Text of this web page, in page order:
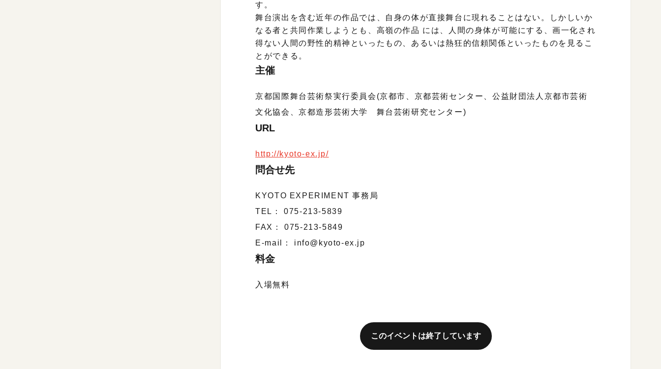
す。
舞台演出を含む近年の作品では、自身の体が直接舞台に現れることはない。しかしいか
なる者と共同作業しようとも、高嶺の作品 には、人間の身体が可能にする、画一化され
得ない人間の野性的精神といったもの、あるいは熱狂的信頼関係といったものを見るこ
とができる。
主催
京都国際舞台芸術祭実行委員会(京都市、京都芸術センター、公益財団法人京都市芸術
文化協会、京都造形芸術大学 舞台芸術研究センター)
URL
http://kyoto-ex.jp/
問合せ先
KYOTO EXPERIMENT 事務局
TEL： 075-213-5839
FAX： 075-213-5849
E-mail： info@kyoto-ex.jp
料金
入場無料
このイベントは終了しています